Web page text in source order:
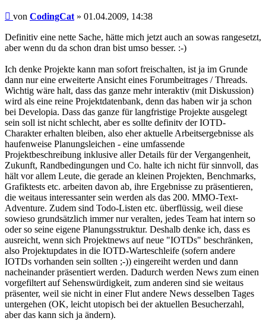
Beitrag
von CodingCat » 01.04.2009, 14:38
Definitiv eine nette Sache, hätte mich jetzt auch an sowas rangesetzt,
aber wenn du da schon dran bist umso besser. :-)
Ich denke Projekte kann man sofort freischalten, ist ja im Grunde
dann nur eine erweiterte Ansicht eines Forumbeitrages / Threads.
Wichtig wäre halt, dass das ganze mehr interaktiv (mit Diskussion)
wird als eine reine Projektdatenbank, denn das haben wir ja schon
bei Developia. Dass das ganze für langfristige Projekte ausgelegt
sein soll ist nicht schlecht, aber es sollte definitv der IOTD-
Charakter erhalten bleiben, also eher aktuelle Arbeitsergebnisse als
haufenweise Planungsleichen - eine umfassende
Projektbeschreibung inklusive aller Details für der Vergangenheit,
Zukunft, Randbedingungen und Co. halte ich nicht für sinnvoll, das
hält vor allem Leute, die gerade an kleinen Projekten, Benchmarks,
Grafiktests etc. arbeiten davon ab, ihre Ergebnisse zu präsentieren,
die weitaus interessanter sein werden als das 200. MMO-Text-
Adventure. Zudem sind Todo-Listen etc. überflüssig, weil diese
sowieso grundsätzlich immer nur veralten, jedes Team hat intern so
oder so seine eigene Planungsstruktur. Deshalb denke ich, dass es
ausreicht, wenn sich Projektnews auf neue "IOTDs" beschränken,
also Projektupdates in die IOTD-Warteschleife (sofern andere
IOTDs vorhanden sein sollten ;-)) eingereiht werden und dann
nacheinander präsentiert werden. Dadurch werden News zum einen
vorgefiltert auf Sehenswürdigkeit, zum anderen sind sie weitaus
präsenter, weil sie nicht in einer Flut andere News desselben Tages
untergehen (OK, leicht utopisch bei der aktuellen Besucherzahl,
aber das kann sich ja ändern).